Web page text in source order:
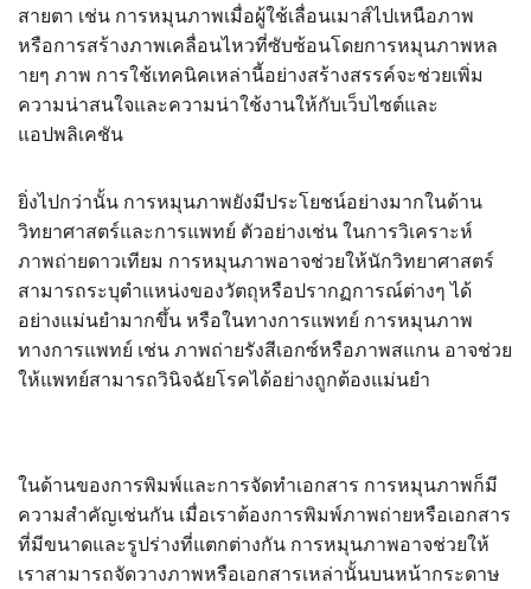
สายตา เช่น การหมุนภาพเมื่อผู้ใช้เลื่อนเมาส์ไปเหนือภาพ
หรือการสร้างภาพเคลื่อนไหวที่ซับซ้อนโดยการหมุนภาพหล
ายๆ ภาพ การใช้เทคนิคเหล่านี้อย่างสร้างสรรค์จะช่วยเพิ่ม
ความน่าสนใจและความน่าใช้งานให้กับเว็บไซต์และ
แอปพลิเคชัน
ยิ่งไปกว่านั้น การหมุนภาพยังมีประโยชน์อย่างมากในด้าน
วิทยาศาสตร์และการแพทย์ ตัวอย่างเช่น ในการวิเคราะห์
ภาพถ่ายดาวเทียม การหมุนภาพอาจช่วยให้นักวิทยาศาสตร์
สามารถระบุตำแหน่งของวัตถุหรือปรากฏการณ์ต่างๆ ได้
อย่างแม่นยำมากขึ้น หรือในทางการแพทย์ การหมุนภาพ
ทางการแพทย์ เช่น ภาพถ่ายรังสีเอกซ์หรือภาพสแกน อาจช่วย
ให้แพทย์สามารถวินิจฉัยโรคได้อย่างถูกต้องแม่นยำ
ในด้านของการพิมพ์และการจัดทำเอกสาร การหมุนภาพก็มี
ความสำคัญเช่นกัน เมื่อเราต้องการพิมพ์ภาพถ่ายหรือเอกสาร
ที่มีขนาดและรูปร่างที่แตกต่างกัน การหมุนภาพอาจช่วยให้
เราสามารถจัดวางภาพหรือเอกสารเหล่านั้นบนหน้ากระดาษ